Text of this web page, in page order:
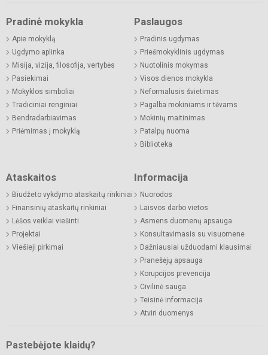
Pradinė mokykla
Apie mokyklą
Ugdymo aplinka
Misija, vizija, filosofija, vertybės
Pasiekimai
Mokyklos simboliai
Tradiciniai renginiai
Bendradarbiavimas
Priėmimas į mokyklą
Paslaugos
Pradinis ugdymas
Priešmokyklinis ugdymas
Nuotolinis mokymas
Visos dienos mokykla
Neformalusis švietimas
Pagalba mokiniams ir tėvams
Mokinių maitinimas
Patalpų nuoma
Biblioteka
Ataskaitos
Biudžeto vykdymo ataskaitų rinkiniai
Finansinių ataskaitų rinkiniai
Lėšos veiklai viešinti
Projektai
Viešieji pirkimai
Informacija
Nuorodos
Laisvos darbo vietos
Asmens duomenų apsauga
Konsultavimasis su visuomene
Dažniausiai užduodami klausimai
Pranešėjų apsauga
Korupcijos prevencija
Civilinė sauga
Teisinė informacija
Atviri duomenys
Pastebėjote klaidų?